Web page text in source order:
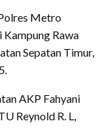
Metro
Rawa
Sepatan Timur,
AKP Fahyani
Reynold R. L,